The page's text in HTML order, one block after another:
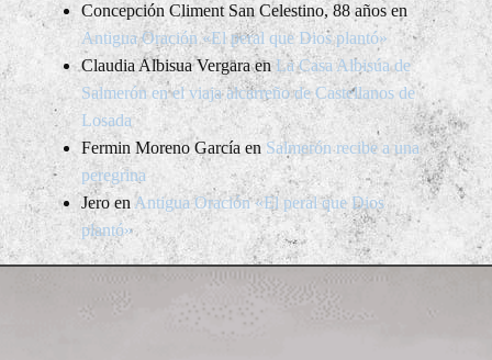
Concepción Climent San Celestino, 88 añosen
Antigua Oración «El peral que Dios plantó»
Claudia Albisua VergaraenLa Casa Albisúa de
Salmerón en el viaja alcarreño de Castellanos de
Losada
Fermin Moreno García en Salmerón recibe a una
peregrina
Jeroen Antigua Oración «El peral que Dios
plantó»